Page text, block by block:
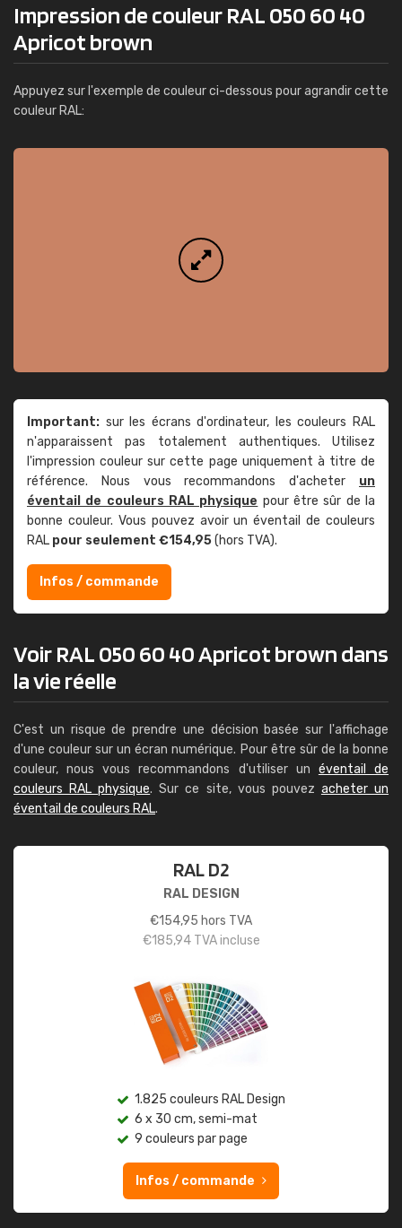
Impression de couleur RAL 050 60 40
Apricot brown
Appuyez sur l'exemple de couleur ci-dessous pour agrandir cette
couleur RAL:
Important: sur les écrans d'ordinateur, les couleurs RAL
n'apparaissent pas totalement authentiques. Utilisez
l'impression couleur sur cette page uniquement à titre de
référence. Nous vous recommandons d'acheter un
éventail de couleurs RAL physique pour être sûr de la
bonne couleur. Vous pouvez avoir un éventail de couleurs
RAL pour seulement €154,95(hors TVA).
Infos / commande
Voir RAL 050 60 40 Apricot brown dans
la vie réelle
C'est un risque de prendre une décision basée sur l'affichage
d'une couleur sur un écran numérique. Pour être sûr de la bonne
couleur, nous vous recommandons d'utiliser un éventail de
couleurs RAL physique. Sur ce site, vous pouvez acheter un
éventail de couleurs RAL.
RAL D2
RAL DESIGN
€154,95 hors TVA
€185,94TVA incluse
1.825 couleurs RAL Design
6 x 30 cm, semi-mat
9 couleurs par page
Infos / commande